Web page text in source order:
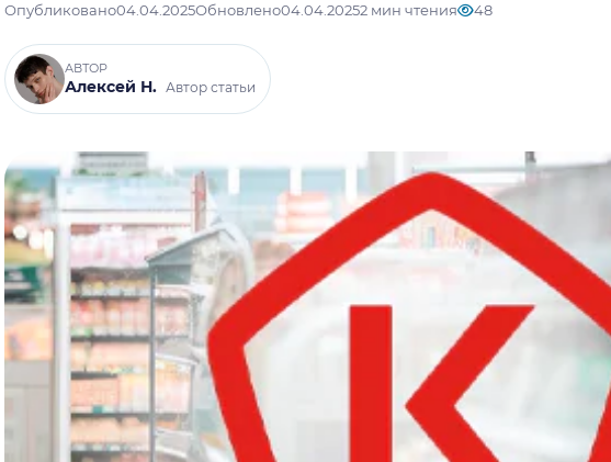
Опубликовано04.04.2025Обновлено04.04.20252 мин чтения 48
АВТОР
Алексей Н. Автор статьи